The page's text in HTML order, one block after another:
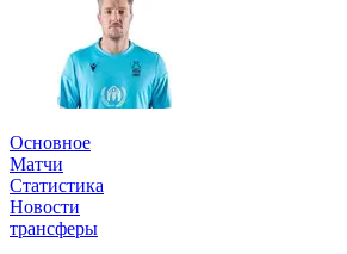
Основное
Матчи
Статистика
Новости
трансферы